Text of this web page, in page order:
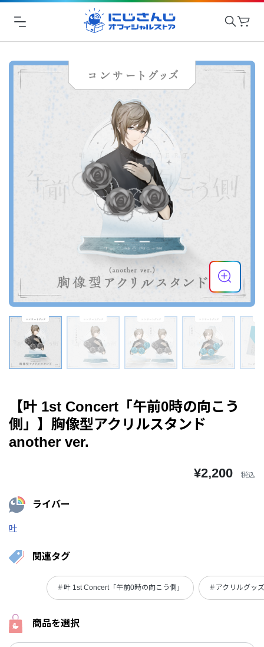
【叶 1st Concert「午前0時の向こう
側」】胸像型アクリルスタンド
another ver.
¥2,200 税込
ライバー
叶
関連タグ
＃叶 1st Concert「午前0時の向こう側」 ＃アクリルグッズ
商品を選択